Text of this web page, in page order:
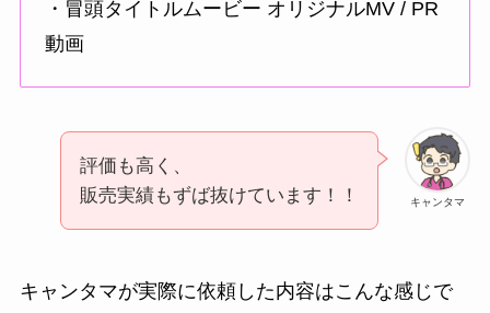
・冒頭タイトルムービー オリジナルMV / PR
動画
キャンタマ
評価も高く、
販売実績もずば抜けています！！
キャンタマが実際に依頼した内容はこんな感じで